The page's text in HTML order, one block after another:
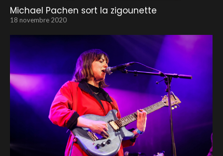
Michael Pachen sort la zigounette
18 novembre 2020